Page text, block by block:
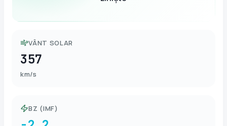
VÂNT SOLAR
357
km/s
BZ (IMF)